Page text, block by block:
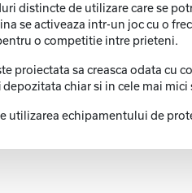
distincte de utilizare care se
se activeaza intr-un joc cu o
o competitie intre prieteni.
proiectata sa creasca odata
chiar si in cele mai
utilizarea echipamentului de